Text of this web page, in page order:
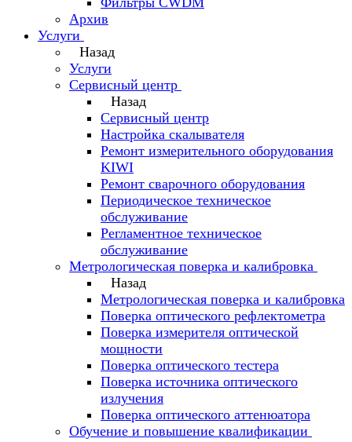
Архив
Услуги
Назад
Услуги
Сервисный центр
Назад
Сервисный центр
Настройка скалывателя
Ремонт измерительного оборудования
KIWI
Ремонт сварочного оборудования
Периодическое техническое
обслуживание
Регламентное техническое
обслуживание
Метрологическая поверка и калибровка
Назад
Метрологическая поверка и калибровка
Поверка оптического рефлектометра
Поверка измерителя оптической
мощности
Поверка оптического тестера
Поверка источника оптического
излучения
Поверка оптического аттенюатора
Обучение и повышение квалификации